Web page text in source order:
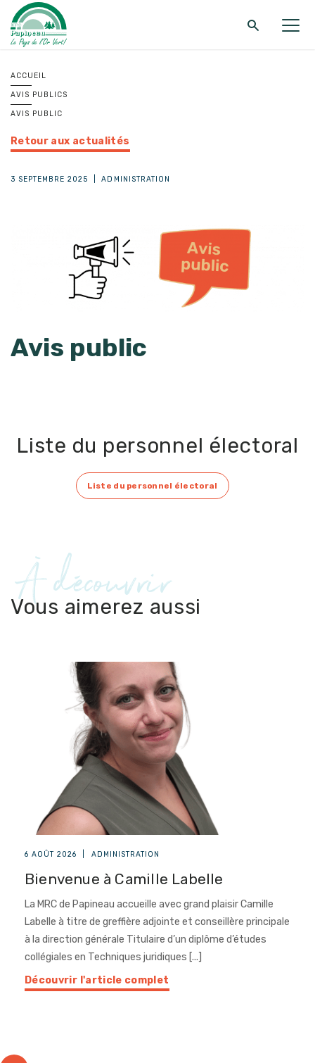
ACCUEIL
AVIS PUBLICS
AVIS PUBLIC
Retour aux actualités
3 SEPTEMBRE 2025 ADMINISTRATION
Avis public
Liste du personnel électoral
Liste du personnel électoral
À découvrir
Vous aimerez aussi
6 AOÛT 2026 ADMINISTRATION
Bienvenue à Camille Labelle
La MRC de Papineau accueille avec grand plaisir Camille
Labelle à titre de greffière adjointe et conseillère principale
à la direction générale Titulaire d’un diplôme d’études
collégiales en Techniques juridiques [...]
Découvrir l'article complet